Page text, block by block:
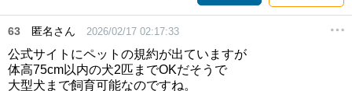
63 匿名さん 2026/02/17 02:17:33
公式サイトにペットの規約が出ていますが
体高75cm以内の犬2匹までOKだそうで
大型犬まで飼育可能なのですね。